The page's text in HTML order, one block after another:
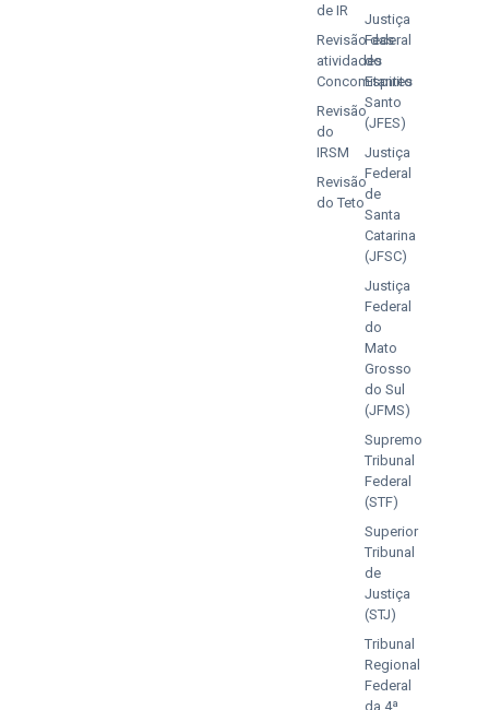
de IR
Revisão das
atividades
Concomitantes
Revisão
do
IRSM
Revisão
do Teto
Justiça
Federal
do
Espirito
Santo
(JFES)
Justiça
Federal
de
Santa
Catarina
(JFSC)
Justiça
Federal
do
Mato
Grosso
do Sul
(JFMS)
Supremo
Tribunal
Federal
(STF)
Superior
Tribunal
de
Justiça
(STJ)
Tribunal
Regional
Federal
da 4ª